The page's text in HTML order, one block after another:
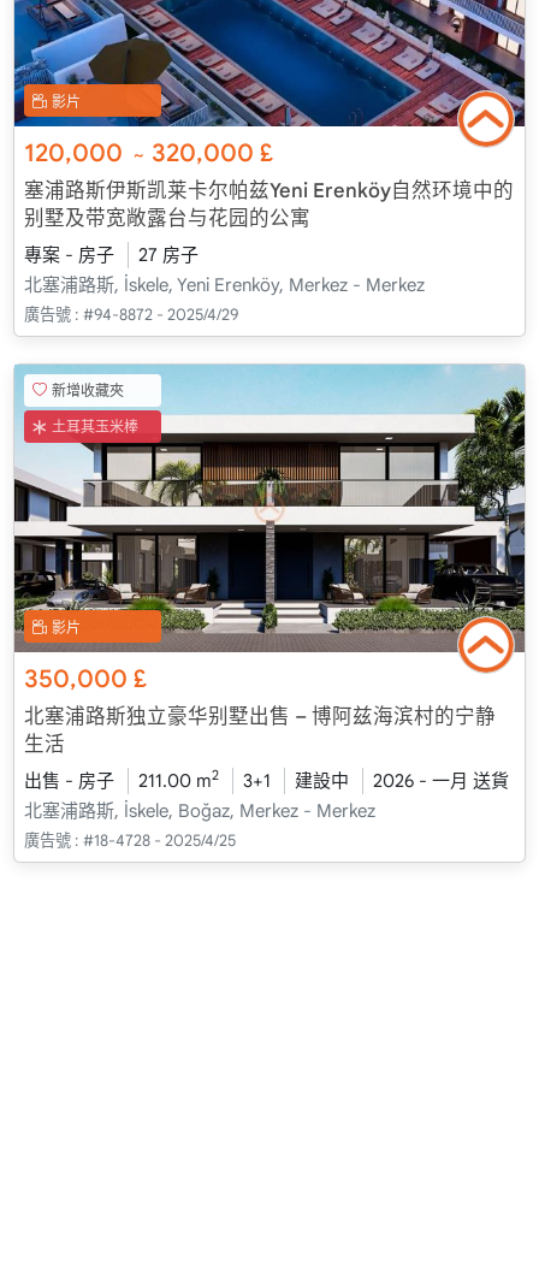
影片
120,000 ~ 320,000£
塞浦路斯伊斯凯莱卡尔帕兹Yeni Erenköy自然环境中的
别墅及带宽敞露台与花园的公寓
專案 - 房子
27 房子
北塞浦路斯, İskele, Yeni Erenköy, Merkez - Merkez
廣告號 : #94-8872 - 2025/4/29
新增收藏夾
土耳其玉米棒
影片
350,000 £
北塞浦路斯独立豪华别墅出售 – 博阿兹海滨村的宁静
生活
出售 - 房子 211.00 m2 3+1 建設中
2026 - 一月 送貨
北塞浦路斯, İskele, Boğaz, Merkez - Merkez
廣告號 : #18-4728 - 2025/4/25